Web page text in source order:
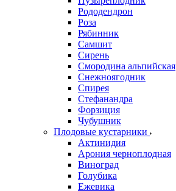
Рододендрон
Роза
Рябинник
Самшит
Сирень
Смородина альпийская
Снежноягодник
Спирея
Стефанандра
Форзиция
Чубушник
Плодовые кустарники
Актинидия
Арония черноплодная
Виноград
Голубика
Ежевика